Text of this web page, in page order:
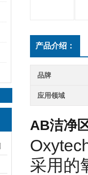
产品介绍：
品牌
应用领域
AB洁净
采用的